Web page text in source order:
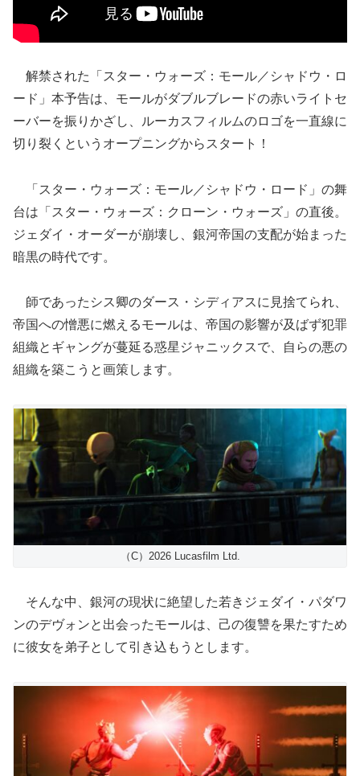
解禁された「スター・ウォーズ：モール／シャドウ・ロ
ード」本予告は、モールがダブルブレードの赤いライトセ
ーバーを振りかざし、ルーカスフィルムのロゴを一直線に
切り裂くというオープニングからスタート！
「スター・ウォーズ：モール／シャドウ・ロード」の舞
台は「スター・ウォーズ：クローン・ウォーズ」の直後。
ジェダイ・オーダーが崩壊し、銀河帝国の支配が始まった
暗黒の時代です。
師であったシス卿のダース・シディアスに見捨てられ、
帝国への憎悪に燃えるモールは、帝国の影響が及ばず犯罪
組織とギャングが蔓延る惑星ジャニックスで、自らの悪の
組織を築こうと画策します。
（C）2026 Lucasfilm Ltd.
そんな中、銀河の現状に絶望した若きジェダイ・パダワ
ンのデヴォンと出会ったモールは、己の復讐を果たすため
に彼女を弟子として引き込もうとします。